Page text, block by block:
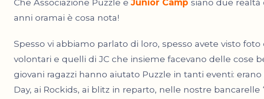
Che Associazione Puzzle eJunior Camp siano due realtà
anni oramai è cosa nota!
Spesso vi abbiamo parlato di loro, spesso avete visto
volontari e quelli di JC che insieme facevano delle cose
giovani ragazzi hanno aiutato Puzzle in tanti eventi: erano
Day, ai Rockids, ai blitz in reparto, nelle nostre bancarelle